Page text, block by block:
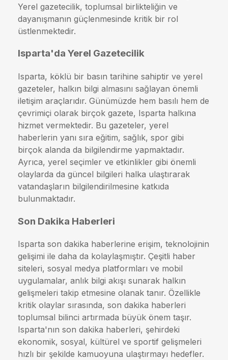
Yerel gazetecilik, toplumsal birlikteliğin ve
dayanışmanın güçlenmesinde kritik bir rol
üstlenmektedir.
Isparta'da Yerel Gazetecilik
Isparta, köklü bir basın tarihine sahiptir ve yerel
gazeteler, halkın bilgi almasını sağlayan önemli
iletişim araçlarıdır. Günümüzde hem basılı hem de
çevrimiçi olarak birçok gazete, Isparta halkına
hizmet vermektedir. Bu gazeteler, yerel
haberlerin yanı sıra eğitim, sağlık, spor gibi
birçok alanda da bilgilendirme yapmaktadır.
Ayrıca, yerel seçimler ve etkinlikler gibi önemli
olaylarda da güncel bilgileri halka ulaştırarak
vatandaşların bilgilendirilmesine katkıda
bulunmaktadır.
Son Dakika Haberleri
Isparta son dakika haberlerine erişim, teknolojinin
gelişimi ile daha da kolaylaşmıştır. Çeşitli haber
siteleri, sosyal medya platformları ve mobil
uygulamalar, anlık bilgi akışı sunarak halkın
gelişmeleri takip etmesine olanak tanır. Özellikle
kritik olaylar sırasında, son dakika haberleri
toplumsal bilinci artırmada büyük önem taşır.
Isparta'nın son dakika haberleri, şehirdeki
ekonomik, sosyal, kültürel ve sportif gelişmeleri
hızlı bir şekilde kamuoyuna ulaştırmayı hedefler.